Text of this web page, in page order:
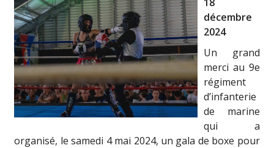
décembre
2024
Un grand
merci au 9e
régiment
d’infanterie
de marine
qui a
organisé, le samedi 4 mai 2024, un gala de boxe pour